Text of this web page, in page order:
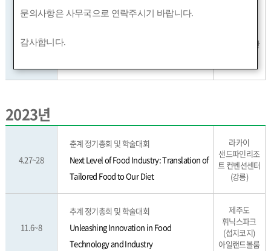
9.26~28
추계 정기총회 및 학술대회
청소년수련관
2023년
4.27~28
춘계 정기총회 및 학술대회
Next Level of Food Industry: Translation of
Tailored Food to Our Diet
라카이
샌드파인리조
트 컨벤션센터
(강릉)
11.6~8
추계 정기총회 및 학술대회
Unleashing Innovation in Food
Technology and Industry
제주도
휘닉스파크
(섭지코지)
아일랜드볼룸
문의사항은 사무국으로 연락주시기 바랍니다.
감사합니다.